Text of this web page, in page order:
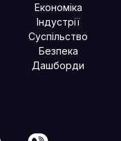
Економіка
Індустрії
Суспільство
Безпека
Дашборди